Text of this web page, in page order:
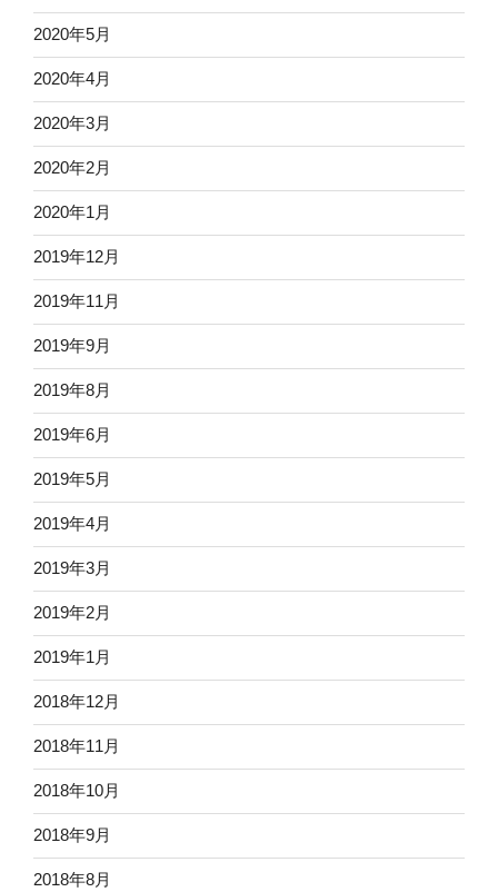
2020年5月
2020年4月
2020年3月
2020年2月
2020年1月
2019年12月
2019年11月
2019年9月
2019年8月
2019年6月
2019年5月
2019年4月
2019年3月
2019年2月
2019年1月
2018年12月
2018年11月
2018年10月
2018年9月
2018年8月